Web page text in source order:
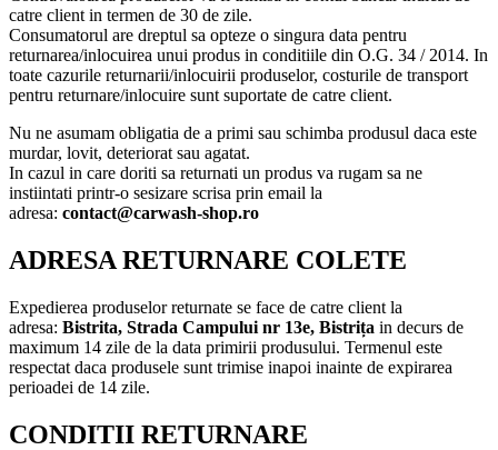
catre client in termen de 30 de zile.
Consumatorul are dreptul sa opteze o singura data pentru
returnarea/inlocuirea unui produs in conditiile din O.G. 34 / 2014. In
toate cazurile returnarii/inlocuirii produselor, costurile de transport
pentru returnare/inlocuire sunt suportate de catre client.
Nu ne asumam obligatia de a primi sau schimba produsul daca este
murdar, lovit, deteriorat sau agatat.
In cazul in care doriti sa returnati un produs va rugam sa ne
instiintati printr-o sesizare scrisa prin email la
adresa: contact@carwash-shop.ro
ADRESA RETURNARE COLETE
Expedierea produselor returnate se face de catre client la
adresa: Bistrita, Strada Campului nr 13e, Bistrița in decurs de
maximum 14 zile de la data primirii produsului. Termenul este
respectat daca produsele sunt trimise inapoi inainte de expirarea
perioadei de 14 zile.
CONDITII RETURNARE